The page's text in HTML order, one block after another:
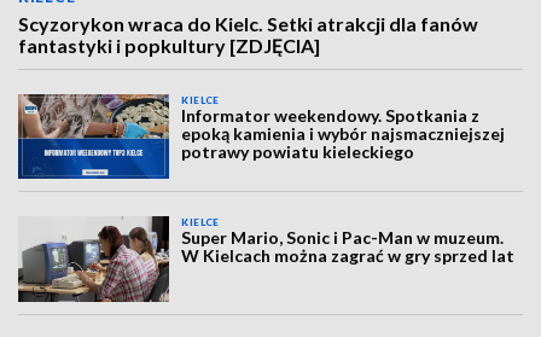
Scyzorykon wraca do Kielc. Setki atrakcji dla fanów
fantastyki i popkultury [ZDJĘCIA]
KIELCE
Informator weekendowy. Spotkania z
epoką kamienia i wybór najsmaczniejszej
potrawy powiatu kieleckiego
KIELCE
Super Mario, Sonic i Pac-Man w muzeum.
W Kielcach można zagrać w gry sprzed lat